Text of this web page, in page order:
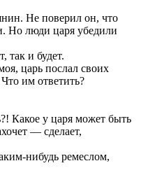
Не поверил он, что
Но люди царя убедили
так и будет.
царь послал своих
Что им ответить?
Какое у царя может быть
— сделает,
нибудь ремеслом,